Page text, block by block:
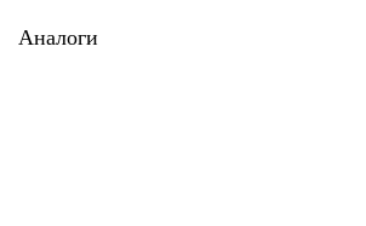
Аналоги